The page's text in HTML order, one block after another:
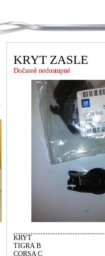
KRYT ZASLE
Dočasně nedostupné
KRYT
TIGRA B
CORSA C